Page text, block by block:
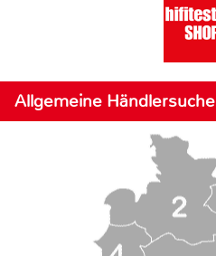
Allgemeine Händlersuche